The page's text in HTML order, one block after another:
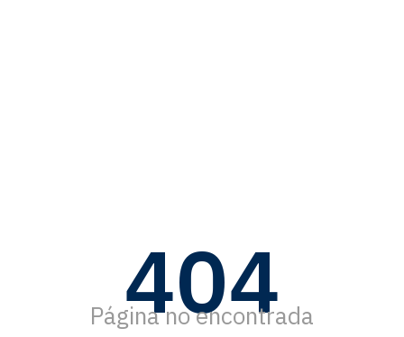
404
Página no encontrada